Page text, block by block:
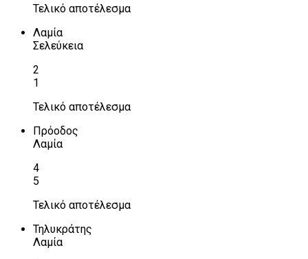
Τελικό αποτέλεσμα
Λαμία
Σελεύκεια
2
1
Τελικό αποτέλεσμα
Πρόοδος
Λαμία
4
5
Τελικό αποτέλεσμα
Τηλυκράτης
Λαμία